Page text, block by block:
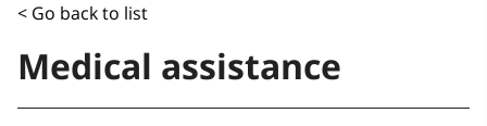
< Go back to list
Medical assistance